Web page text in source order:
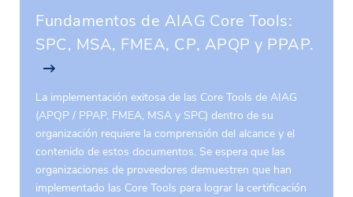
Fundamentos de AIAG Core Tools:
SPC, MSA, FMEA, CP, APQP y PPAP.
La implementación exitosa de las Core Tools de AIAG
(APQP / PPAP, FMEA, MSA y SPC) dentro de su
organización requiere la comprensión del alcance y el
contenido de estos documentos. Se espera que las
organizaciones de proveedores demuestren que han
implementado las Core Tools para lograr la certificación